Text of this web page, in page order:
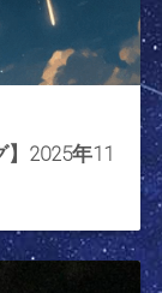
2025年11